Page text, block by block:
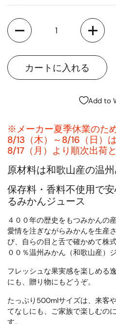
Quantity
Add to
※メーカー夏季休業のた
8/13（木）～8/16（日）
8/17（月）より順次出荷
原材料は和歌山産の温州
保存料・香料不使用で
るみかんジュース
４００年の歴史をもつみかんの
愛情を注ぎながらみかんを生産
び、自らの目と舌で確かめて株
００％温州みかん（和歌山産）
フレッシュな果実感を楽しめる
にも、贈り物にもどうぞ。
たっぷり500mlサイズは、来客
てなしにも、ご家族で楽しむの
す。